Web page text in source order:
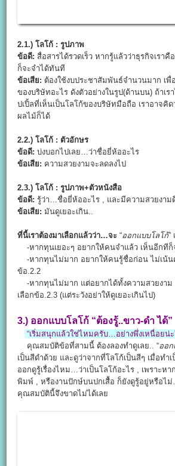
2.1.) โลโก้ : รูปภาพ
ข้อดี:สื่อสารได้รวดเร็ว หากรู้แล้วว่าธุรกิจเราคือ
ก็จะจำได้ทันที
ข้อเสีย:ต้องใช้งบประชาสัมพันธ์จำนวนมาก เพื่
ของบริษัทอะไร ดังตัวอย่างในรูป(ด้านบน) ถ้าเร
ปเปิ้ลที่เห็นเป็นโลโก้ของบริษัทมือถือ เราอาจคิ
2.2.) โลโก้ : ตัวอักษร
ข้อดี: บ่งบอกไปเลย…ว่าชื่อยี่ห้ออะไร
2.3.) โลโก้ : รูปภาพ+ตัวหนังสือ
ข้อดี: รู้ว่า…ชื่อยี่ห้ออะไร , และมีความสวยงามดี
มันดูเยอะเกิน..
ที่นี้เราต้องมาเลือกแล้วว่า…จะ “ ออกแบบโลโก้”
-หากทุนเยอะๆ อยากให้คนจำแล้ว เห็นอีกทีก็จ
-หากทุนไม่มาก อยากให้คนรู้ชื่อก่อน ไม่เน้นค
-หากทุนไม่มาก แต่อยากได้ทั้งความสวยงาม
เลือกข้อ.2.3 (แต่ระวังอย่าให้ดูเยอะเกินไป)
3.) ออกแบบโลโก้ “ต้องรู้..ขาว-ดำ ได้”
“เริ่มสนุกแล้วใช่ไหมครับ…อย่างพึ่งเหนื่อยน่ะ
คุณสมบัติข้อที่สามนี้ ต้องลองทำดูเลย.. “
ออ
เป็นสีดำด้วย และดูว่าจากที่โลโก้เป็นสีๆ เมื่อทำ
ออกดูรู้เรื่องไหม…ว่าเป็นโลโก้อะไร , เพราะหาก
พิมพ์ , หรืองานปักษ์บนปกเสื้อ ก็ยังดูรู้อยู่หรือไม่
คุณสมบัตินี้จึงขาดไม่ได้เลย